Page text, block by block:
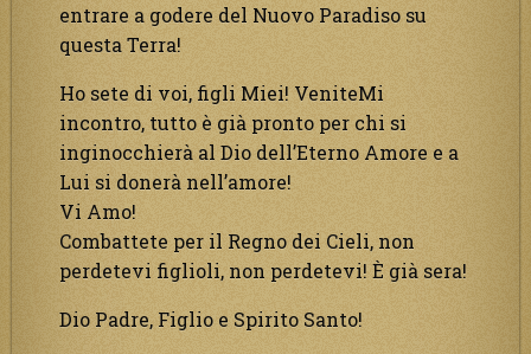
entrare a godere del Nuovo Paradiso su
questa Terra!
Ho sete di voi, figli Miei! VeniteMi
incontro, tutto è già pronto per chi si
inginocchierà al Dio dell’Eterno Amore e a
Lui si donerà nell’amore!
Vi Amo!
Combattete per il Regno dei Cieli, non
perdetevi figlioli, non perdetevi! È già sera!
Dio Padre, Figlio e Spirito Santo!